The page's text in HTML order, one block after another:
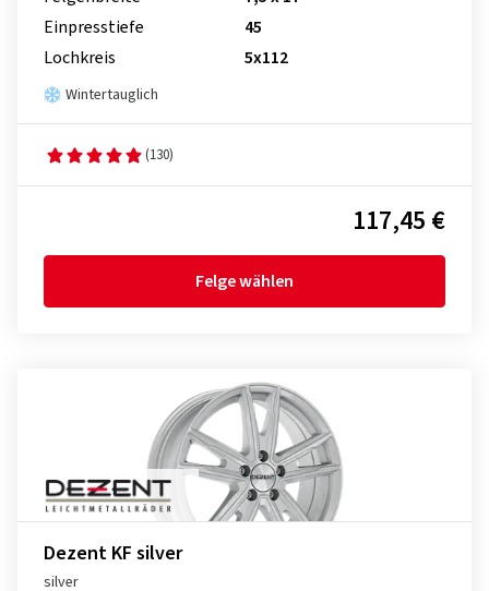
Einpresstiefe
45
Lochkreis
5x112
Wintertauglich
(130)
117,45 €
Felge wählen
Dezent KF silver
silver